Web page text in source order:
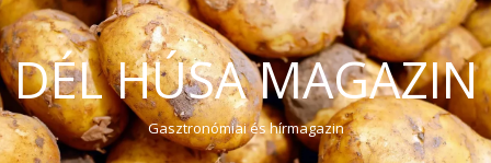
DÉL HÚSA MAGAZIN
Gasztronómiai és hírmagazin